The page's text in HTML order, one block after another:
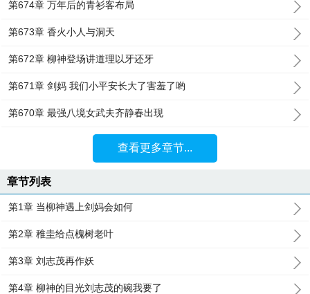
第674章 万年后的青衫客布局
第673章 香火小人与洞天
第672章 柳神登场讲道理以牙还牙
第671章 剑妈 我们小平安长大了害羞了哟
第670章 最强八境女武夫齐静春出现
查看更多章节...
章节列表
第1章 当柳神遇上剑妈会如何
第2章 稚圭给点槐树老叶
第3章 刘志茂再作妖
第4章 柳神的目光刘志茂的碗我要了